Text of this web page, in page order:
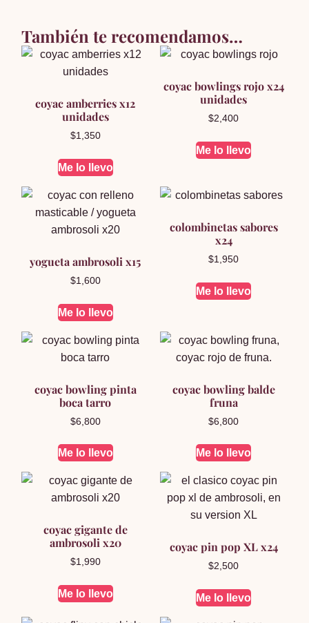
También te recomendamos…
coyac amberries x12
unidades
$1,350
Me lo llevo
coyac bowlings rojo x24
unidades
$2,400
Me lo llevo
yogueta ambrosoli x15
$1,600
Me lo llevo
colombinetas sabores
x24
$1,950
Me lo llevo
coyac bowling pinta
boca tarro
$6,800
Me lo llevo
coyac bowling balde
fruna
$6,800
Me lo llevo
coyac gigante de
ambrosoli x20
$1,990
Me lo llevo
coyac pin pop XL x24
$2,500
Me lo llevo